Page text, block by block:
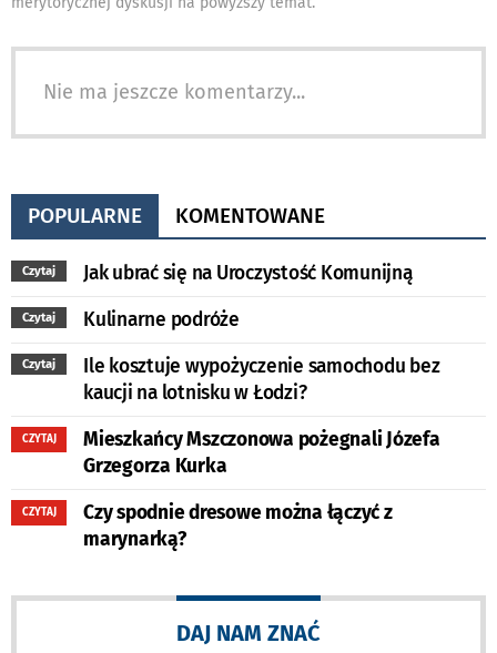
Nie ma jeszcze komentarzy...
POPULARNE KOMENTOWANE
Czytaj Jak ubrać się na Uroczystość Komunijną
Czytaj Kulinarne podróże
Czytaj
Ile kosztuje wypożyczenie samochodu bez
kaucji na lotnisku w Łodzi?
CZYTAJ
Mieszkańcy Mszczonowa pożegnali Józefa
Grzegorza Kurka
CZYTAJ
Czy spodnie dresowe można łączyć z
marynarką?
DAJ NAM ZNAĆ